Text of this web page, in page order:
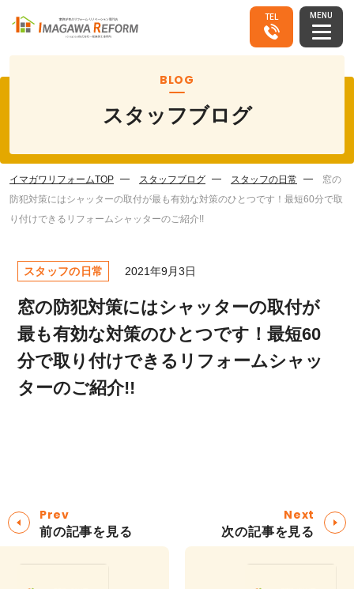
TEL MENU
BLOG
スタッフブログ
イマガワリフォームTOP スタッフブログ スタッフの日常
窓の
防犯対策にはシャッターの取付が最も有効な対策のひとつです！最短60分で取
り付けできるリフォームシャッターのご紹介!!
スタッフの日常 2021年9月3日
窓の防犯対策にはシャッターの取付が
最も有効な対策のひとつです！最短60
分で取り付けできるリフォームシャッ
ターのご紹介!!
Prev
前の記事を見る
Next
次の記事を見る